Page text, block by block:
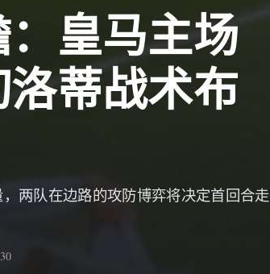
皇马主场
蒂战术布
两队在边路的攻防博弈将决定首回合走